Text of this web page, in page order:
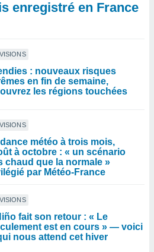
enregistré en France
: nouveaux risques
en fin de semaine,
les régions touchées
météo à trois mois,
à octobre : « un scénario
chaud que la normale »
par Météo-France
fait son retour : « Le
est en cours » — voici
nous attend cet hiver